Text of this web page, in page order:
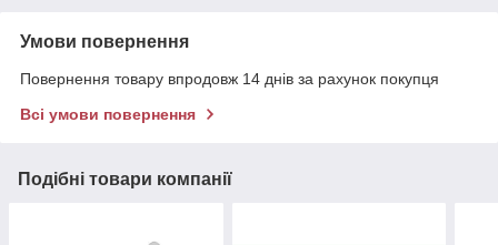
Умови повернення
Повернення товару впродовж 14 днів за рахунок покупця
Всі умови повернення
Подібні товари компанії